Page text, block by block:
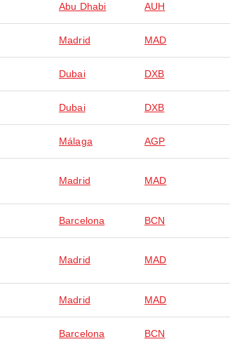
Abu Dhabi AUH
Madrid MAD
Dubai DXB
Dubai DXB
Málaga AGP
Madrid MAD
Barcelona BCN
Madrid MAD
Madrid MAD
Barcelona BCN